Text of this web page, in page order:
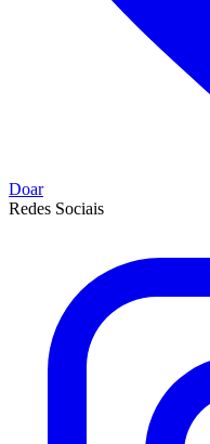
Doar
Redes Sociais